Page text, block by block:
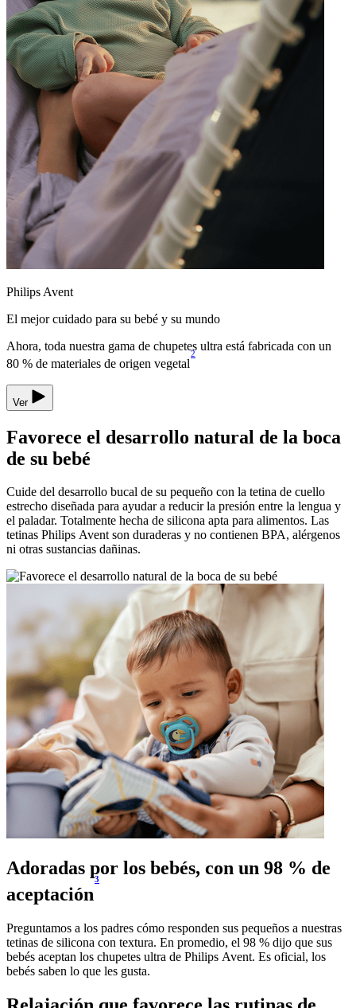
Philips Avent
El mejor cuidado para su bebé y su mundo
Ahora, toda nuestra gama de chupetes ultra está fabricada con un
80 % de materiales de origen vegetal
2
Ver
Favorece el desarrollo natural de la boca
de su bebé
Cuide del desarrollo bucal de su pequeño con la tetina de cuello
estrecho diseñada para ayudar a reducir la presión entre la lengua y
el paladar. Totalmente hecha de silicona apta para alimentos. Las
tetinas Philips Avent son duraderas y no contienen BPA, alérgenos
ni otras sustancias dañinas.
Adoradas por los bebés, con un 98 % de
aceptación
3
Preguntamos a los padres cómo responden sus pequeños a nuestras
tetinas de silicona con textura. En promedio, el 98 % dijo que sus
bebés aceptan los chupetes ultra de Philips Avent. Es oficial, los
bebés saben lo que les gusta.